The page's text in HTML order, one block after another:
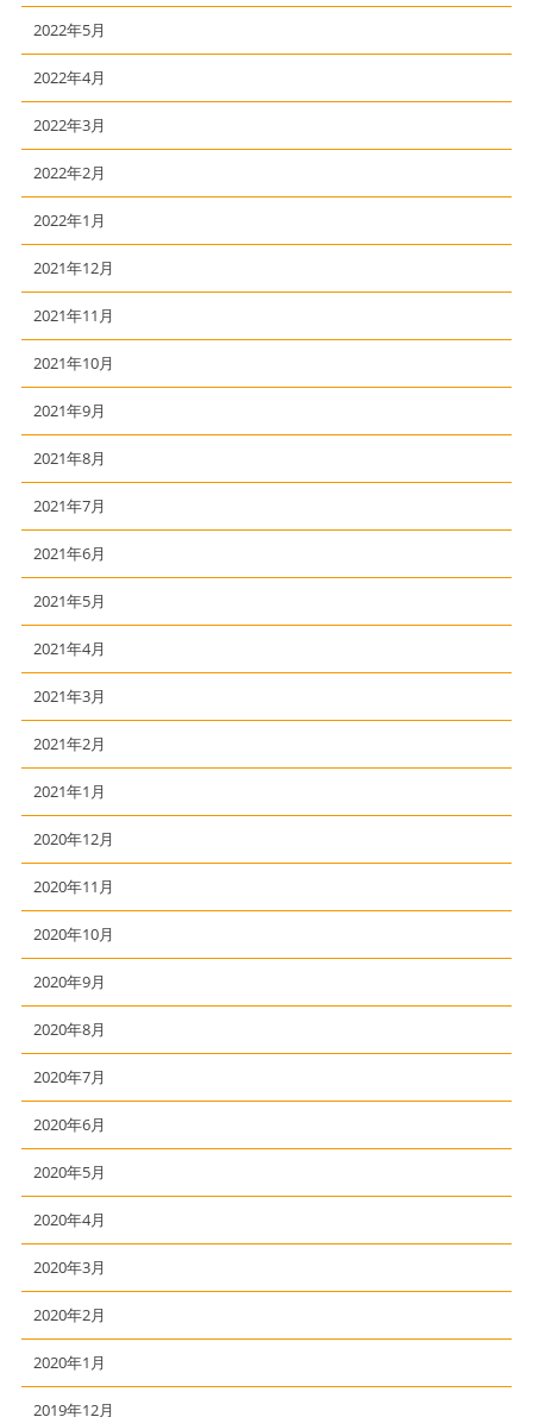
2022年5月
2022年4月
2022年3月
2022年2月
2022年1月
2021年12月
2021年11月
2021年10月
2021年9月
2021年8月
2021年7月
2021年6月
2021年5月
2021年4月
2021年3月
2021年2月
2021年1月
2020年12月
2020年11月
2020年10月
2020年9月
2020年8月
2020年7月
2020年6月
2020年5月
2020年4月
2020年3月
2020年2月
2020年1月
2019年12月